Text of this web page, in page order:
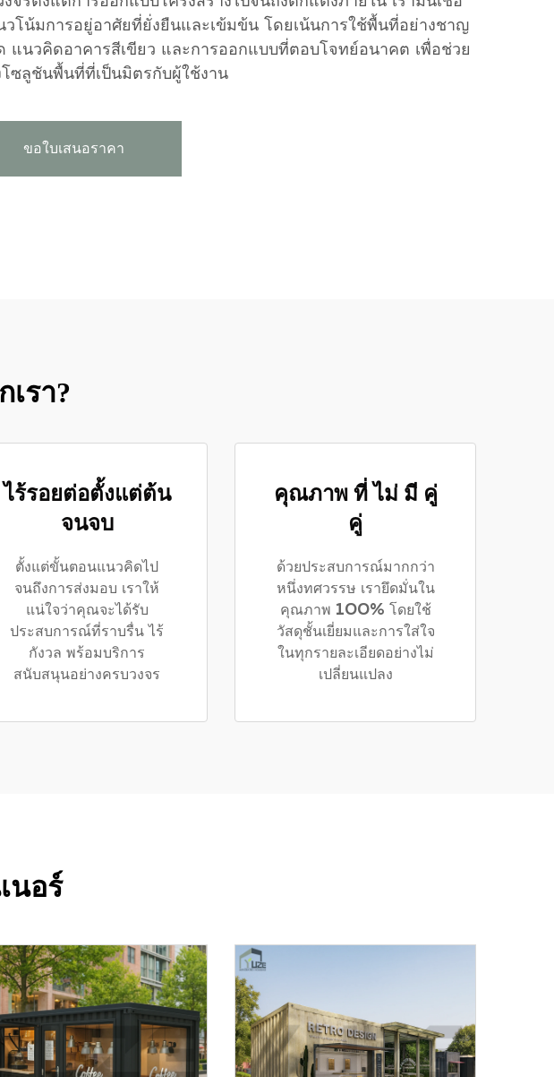
วโน้มการอยู่อาศัยที่ยั่งยืนและเข้มข้น โดยเน้นการใช้พื้นที่อย่างชาญ
แนวคิดอาคารสีเขียว และการออกแบบที่ตอบโจทย์อนาคต เพื่อช่วย
โซลูชันพื้นที่ที่เป็นมิตรกับผู้ใช้งาน
ขอใบเสนอราคา
รา?
ไร้รอยต่อตั้งแต่ต้น
จนจบ
ตั้งแต่ขั้นตอนแนวคิดไป
จนถึงการส่งมอบ เราให้
แน่ใจว่าคุณจะได้รับ
ประสบการณ์ที่ราบรื่น ไร้
กังวล พร้อมบริการ
สนับสนุนอย่างครบวงจร
คุณภาพ ที่ ไม่ มี คู่
คู่
ด้วยประสบการณ์มากกว่า
หนึ่งทศวรรษ เรายึดมั่นใน
คุณภาพ 100% โดยใช้
วัสดุชั้นเยี่ยมและการใส่ใจ
ในทุกรายละเอียดอย่างไม่
เปลี่ยนแปลง
นอร์